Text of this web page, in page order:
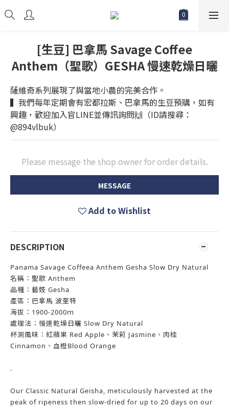
[生豆] 巴拿馬 Savage Coffee
Anthem（聖歌）GESHA 慢速乾燥日曬
薩維奇系列展現了與當地小農的完美合作。
▍我們每年定期會有宏都拉斯、巴拿馬的生豆預購，如有
興趣，歡迎加入官LINE並傳訊詢問🙌（ID請搜尋：
@894vlbuk）
Please message the shop owner for order details.
MESSAGE
Add to Wishlist
DESCRIPTION
Panama Savage Coffeea Anthem Gesha Slow Dry Natural
名稱：聖歌 Anthem
品種：藝妓 Gesha
產區：巴拿馬 波奎特
海拔：1900-2000ｍ
處理法：慢速乾燥日曬 Slow Dry Natural
杯測風味：紅蘋果 Red Apple、茉莉 Jasmine、肉桂
Cinnamon、血橙Blood Orange
.
Our Classic Natural Geisha, meticulously harvested at the
peak of ripeness then slow-dried for up to 20 days on our